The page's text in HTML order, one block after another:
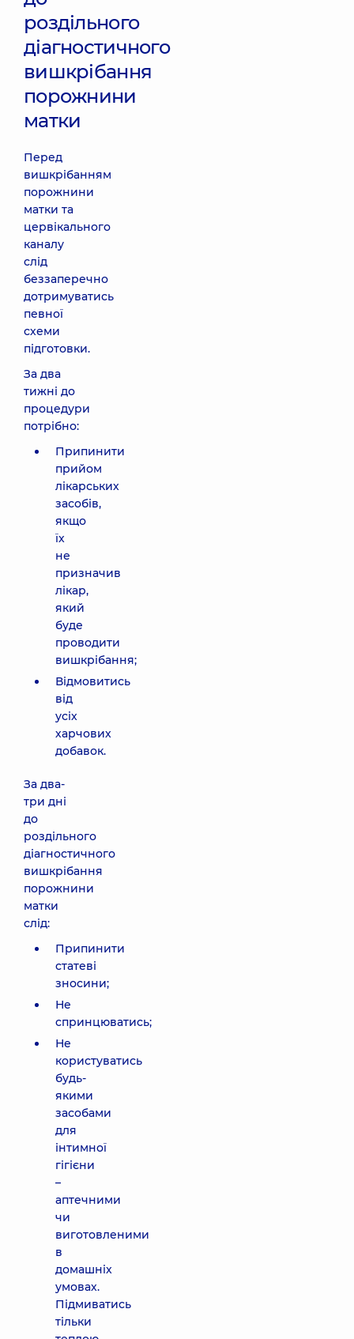
роздільного
діагностичного
вишкрібання
порожнини
матки
Перед
вишкрібанням
порожнини
матки та
цервікального
каналу
слід
беззаперечно
дотримуватись
певної
схеми
підготовки.
За два
тижні до
процедури
потрібно:
Припинити
прийом
лікарських
засобів,
якщо
їх
не
призначив
лікар,
який
буде
проводити
вишкрібання;
Відмовитись
від
усіх
харчових
добавок.
За два-
три дні
до
роздільного
діагностичного
вишкрібання
порожнини
матки
слід:
Припинити
статеві
зносини;
Не
спринцюватись;
Не
користуватись
будь-
якими
засобами
для
інтимної
гігієни
–
аптечними
чи
виготовленими
в
домашніх
умовах.
Підмиватись
тільки